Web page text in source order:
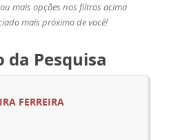
mais opções nos filtros acima
mais próximo de você!
da Pesquisa
FERREIRA